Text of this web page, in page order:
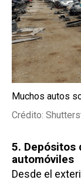
Muchos autos
Crédito:
5. Depósitos
automóviles
Desde el